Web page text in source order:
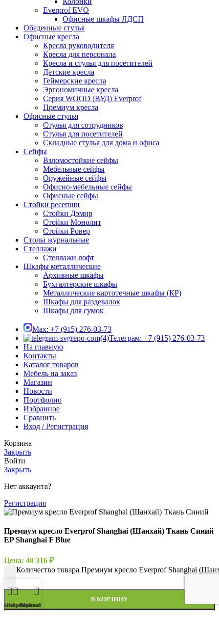
Everprof EVO
Офисные шкафы ЛДСП
Обеденные стулья
Офисные кресла
Кресла руководителя
Кресла для персонала
Кресла и стулья для посетителей
Детские кресла
Геймерские кресла
Эргономичные кресла
Серия WOOD (ВУД) Everprof
Премиум кресла
Офисные стулья
Стулья для сотрудников
Стулья для посетителей
Складные стулья для дома и офиса
Сейфы
Взломостойкие сейфы
Мебельные сейфы
Оружейные сейфы
Офисно-мебельные сейфы
Офисные сейфы
Стойки ресепшн
Стойки Дэмир
Стойки Монолит
Стойки Ровер
Столы журнальные
Стеллажи
Стеллажи лофт
Шкафы металлические
Архивные шкафы
Бухгалтерские шкафы
Металлические картотечные шкафы (КР)
Шкафы для раздевалок
Шкафы для сумок
Max: +7 (915) 276-03-73
Телеграм: +7 (915) 276-03-73
На главную
Контакты
Каталог товаров
Мебель на заказ
Магазин
Новости
Портфолио
Избранное
Сравнить
Вход / Регистрация
Корзина
Закрыть
Войти
Закрыть
Нет аккаунта?
Регистрация
Избранное
Корзина
Мой кабинет
Премиум кресло Everprof Shanghai (Шанхай) Ткань Синий
EP Shanghai F Blue
Цена: 40 316 ₽
-
Количество товара Премиум кресло Everprof Shanghai
В КОРЗИНУ